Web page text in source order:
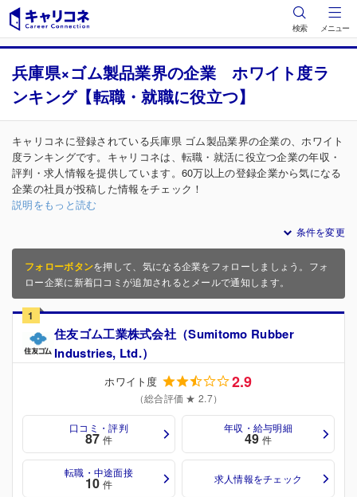
検索 メニュー
兵庫県×ゴム製品業界の企業 ホワイト度ラ
ンキング【転職・就職に役立つ】
キャリコネに登録されている兵庫県 ゴム製品業界の企業の、ホワイト
度ランキングです。キャリコネは、転職・就活に役立つ企業の年収・
評判・求人情報を提供しています。60万以上の登録企業から気になる
企業の社員が投稿した情報をチェック！
説明をもっと読む
条件を変更
フォローボタンを押して、気になる企業をフォローしましょう。フォ
ロー企業に新着口コミが追加されるとメールで通知します。
1
住友ゴム工業株式会社（Sumitomo Rubber
Industries, Ltd.）
ホワイト度 2.9
（総合評価 ★ 2.7）
口コミ・評判
87 件
年収・給与明細
49 件
転職・中途面接
10 件 求人情報をチェック